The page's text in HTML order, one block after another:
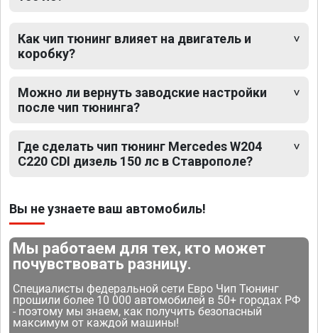
Как чип тюнинг влияет на двигатель и
коробку?
Можно ли вернуть заводские настройки
после чип тюнинга?
Где сделать чип тюнинг Mercedes W204
C220 CDI дизель 150 лс в Ставрополе?
Вы не узнаете ваш автомобиль!
Мы работаем для тех, кто может
почувствовать разницу.
Специалисты федеральной сети Евро Чип Тюнинг
прошили более 10 000 автомобилей в 50+ городах РФ
- поэтому мы знаем, как получить безопасный
максимум от каждой машины!